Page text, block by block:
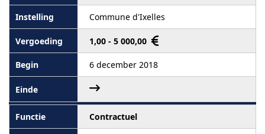
Commune d'Ixelles
1,00 - 5 000,00
6 december 2018
Contractuel